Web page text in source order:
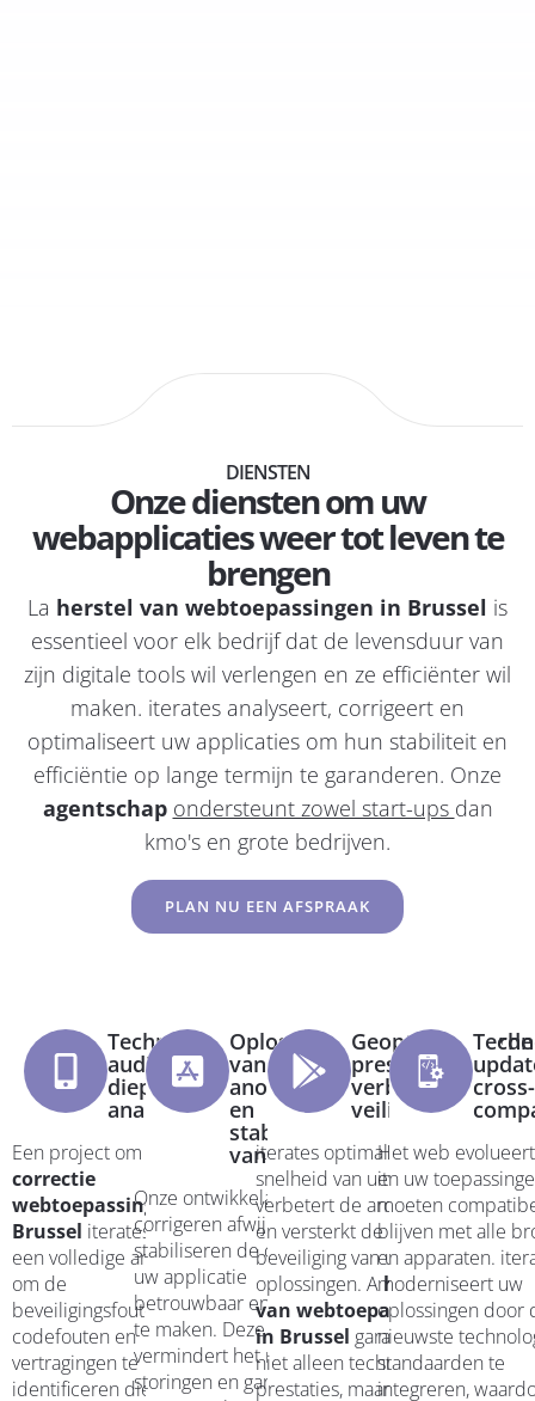
DIENSTEN
Onze diensten om uw
webapplicaties weer tot leven te
brengen
La herstel van webtoepassingen in Brussel is
essentieel voor elk bedrijf dat de levensduur van
zijn digitale tools wil verlengen en ze efficiënter wil
maken. iterates analyseert, corrigeert en
optimaliseert uw applicaties om hun stabiliteit en
efficiëntie op lange termijn te garanderen. Onze
agentschap ondersteunt zowel start-ups dan
kmo's en grote bedrijven.
PLAN NU EEN AFSPRAAK
Technische
audit en
diepgaande
analyse
Een project om
correctie
webtoepassing in
Brussel iterates voert
een volledige analyse uit
om de
beveiligingsfouten,
codefouten en
vertragingen te
identificeren die uw
Oplossing
van
anomalieën
en
stabilisatie
van codes
Onze ontwikkelaars
corrigeren afwijkingen en
stabiliseren de code om
uw applicatie
betrouwbaar en efficiënt
te maken. Deze stap
vermindert het risico op
storingen en garandeert
Geoptimaliseerde
prestaties en
verbeterde
veiligheid
iterates optimaliseert de
snelheid van uitvoering,
verbetert de architectuur
en versterkt de
beveiliging van uw
oplossingen. Aherstel
van webtoepassingen
in Brussel garandeert
niet alleen technische
prestaties, maar ook de
Het web
en uw
moeten
blijven met alle
en apparaten.
moderniseert uw
oplossingen door
nieuwste
standaarden te
integreren,